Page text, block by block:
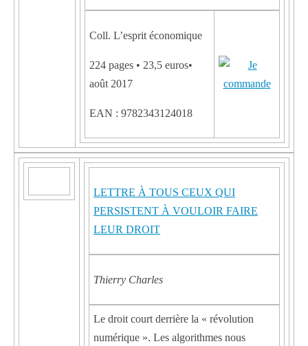
Coll. L’esprit économique
224 pages • 23,5 euros•
août 2017
EAN : 9782343124018
LETTRE À TOUS CEUX QUI
PERSISTENT À VOULOIR FAIRE
LEUR DROIT
Thierry Charles
Le droit court derrière la « révolution
numérique ». Les algorithmes nous